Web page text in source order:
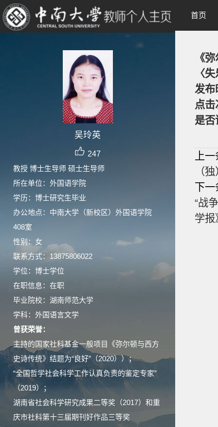
吴玲英
247
教授 博士生导师 硕士生导师
所在单位：外国语学院
学历：博士研究生毕业
办公地点：中南大学（新校区）外国语学院
408室
性别：女
联系方式：13875806022
学位：博士学位
在职信息：在职
毕业院校：湖南师范大学
学科：外国语言文学
曾获荣誉：
主持的国家社科基金一般项目《弥尔顿与西方
史诗传统》结题为“良好”（2020））；
“全国哲学社会科学工作认真负责的鉴定专家”
（2019）；
湖南省社会科学研究成果二等奖（2017）和重
庆市社科第十三届期刊好作品三等奖
首页
《
〈
发布
点
是否
上
（
下一
“战
学报